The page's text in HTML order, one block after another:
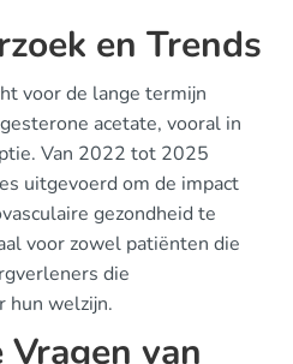
en Trends
voor de lange termijn
acetate, vooral in
Van 2022 tot 2025
uitgevoerd om de impact
gezondheid te
voor zowel patiënten die
die
hun welzijn.
van